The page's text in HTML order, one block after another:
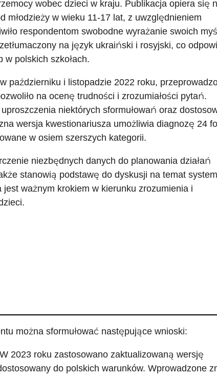
wobec dzieci w kraju. Publikacja opiera się
młodzieży w wieku 11-17 lat, z uwzględnieniem
respondentom swobodne wyrażanie swoich
na język ukraiński i rosyjski, co
polskich szkołach.
październiku i listopadzie 2022 roku,
na ocenę trudności i zrozumiałości pytań.
niektórych sformułowań oraz
wersja kwestionariusza umożliwia diagnozę 24
w osiem szerszych kategorii.
niezbędnych danych do planowania działań
stanowią podstawę do dyskusji na temat
ważnym krokiem w kierunku zrozumienia i
można sformułować następujące wnioski:
2023 roku zastosowano zaktualizowaną wersję
do polskich warunków. Wprowadzone